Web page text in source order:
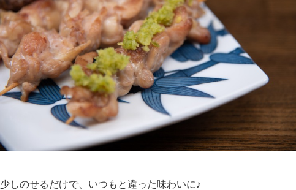
少しのせるだけで、いつもと違った味わいに♪